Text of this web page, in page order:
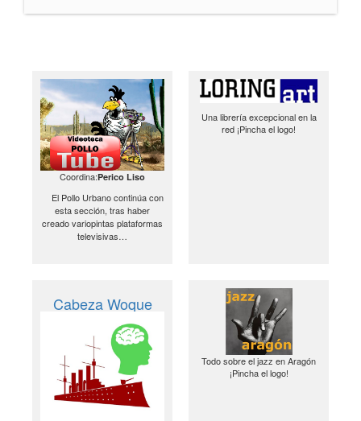
Coordina:Perico Liso
El Pollo Urbano continúa con
esta sección, tras haber
creado variopintas plataformas
televisivas…
Una librería excepcional en la
red ¡Pincha el logo!
Cabeza Woque
Todo sobre el jazz en Aragón
¡Pincha el logo!